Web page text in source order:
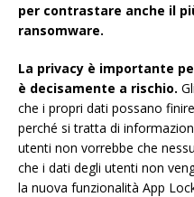
per contrastare anche il
ransomware.
La privacy è importante
è decisamente a rischio.
che i propri dati possano
perché si tratta di
utenti non vorrebbe che
che i dati degli utenti non
la nuova funzionalità App